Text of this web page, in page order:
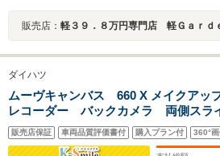
販売店： 軽３９．８万円専門店 軽Ｇａｒ
ダイハツ
ムーヴキャンバス 660 X メイクアッ
レコーダー バックカメラ 両側ス
リアランスソナー 衝突被害軽減シス
ックハイビーム スマートキー アイド
販売店保証 車両品質評価書付 購入プラン付 360°